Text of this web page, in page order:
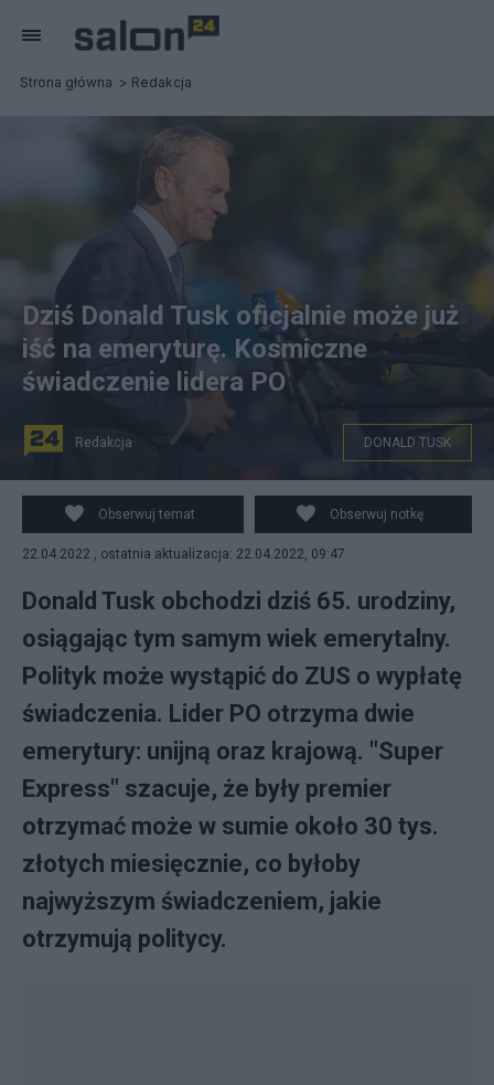
Strona główna Redakcja
źródło: Flickr / EU2017EE Estonian Presidency
Dziś Donald Tusk oficjalnie może już
iść na emeryturę. Kosmiczne
świadczenie lidera PO
Redakcja DONALD TUSK
Obserwuj temat Obserwuj notkę
22.04.2022 , ostatnia aktualizacja: 22.04.2022, 09:47
Donald Tusk obchodzi dziś 65. urodziny,
osiągając tym samym wiek emerytalny.
Polityk może wystąpić do ZUS o wypłatę
świadczenia. Lider PO otrzyma dwie
emerytury: unijną oraz krajową. "Super
Express" szacuje, że były premier
otrzymać może w sumie około 30 tys.
złotych miesięcznie, co byłoby
najwyższym świadczeniem, jakie
otrzymują politycy.